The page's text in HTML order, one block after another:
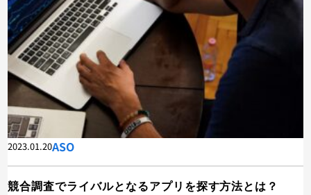
2023.01.20ASO
競合調査でライバルとなるアプリを探す方法とは？